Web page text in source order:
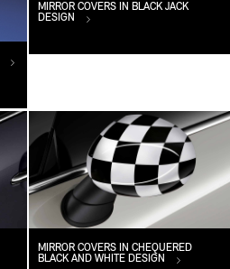
MIRROR COVERS IN BLACK JACK
DESIGN
MIRROR COVERS IN CHEQUERED
BLACK AND WHITE DESIGN